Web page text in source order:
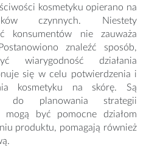
kosmetyku opierano na
czynnych. Niestety
konsumentów nie zauważa
znaleźć sposób,
wiarygodność działania
się w celu potwierdzenia i
kosmetyku na skórę. Są
do planowania strategii
być pomocne działom
produktu, pomagają również